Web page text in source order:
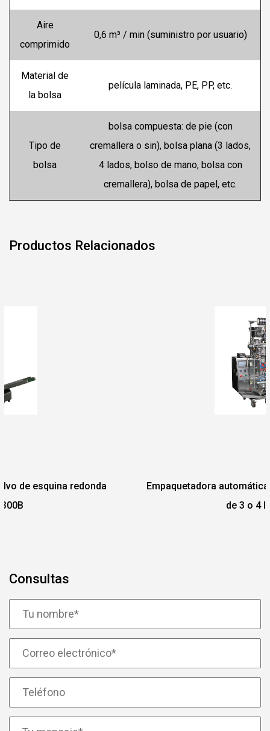
Aire
comprimido
0,6 m³ / min (suministro por usuario)
Material de
la bolsa
película laminada, PE, PP, etc.
Tipo de
bolsa
bolsa compuesta: de pie (con
cremallera o sin), bolsa plana (3 lados,
4 lados, bolso de mano, bolsa con
cremallera), bolsa de papel, etc.
Productos Relacionados
Empaquetadora automática de gránulos con
Consultas